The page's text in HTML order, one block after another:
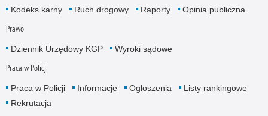
Kodeks karny
Ruch drogowy Raporty Opinia publiczna
Prawo
Dziennik Urzędowy KGP Wyroki sądowe
Praca w Policji
Praca w Policji Informacje Ogłoszenia
Listy rankingowe
Rekrutacja